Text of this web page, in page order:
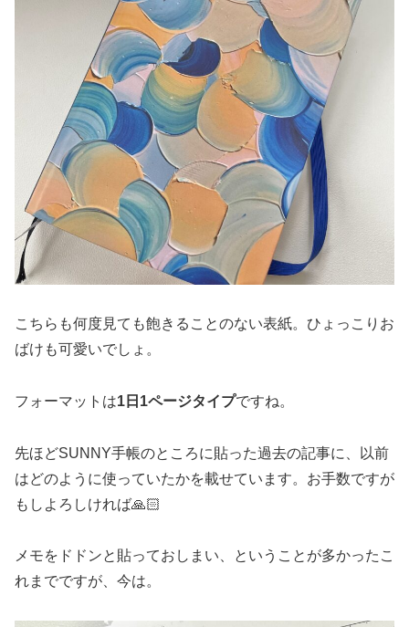
こちらも何度見ても飽きることのない表紙。ひょっこりお
ばけも可愛いでしょ。
フォーマットは1日1ページタイプですね。
先ほどSUNNY手帳のところに貼った過去の記事に、以前
はどのように使っていたかを載せています。お手数ですが
もしよろしければ🙏🏻
メモをドドンと貼っておしまい、ということが多かったこ
れまでですが、今は。